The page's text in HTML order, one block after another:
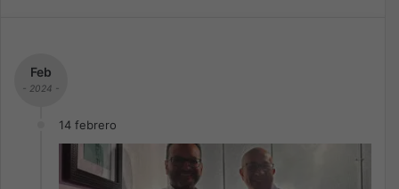
Feb
- 2024 -
14 febrero